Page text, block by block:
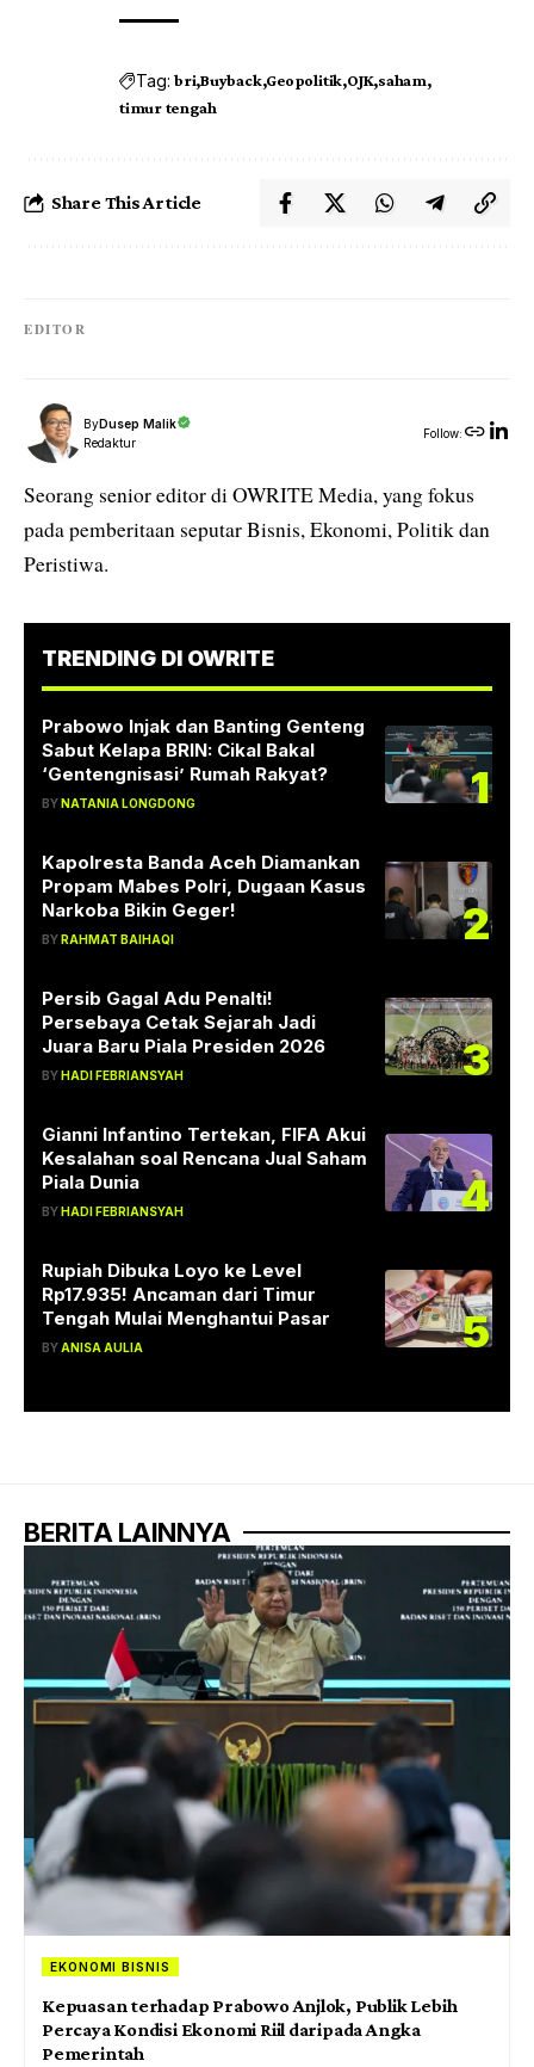
Tag: bri Buyback Geopolitik OJK saham
timur tengah
Share This Article
EDITOR
ByDusep Malik
Redaktur
Follow:
Seorang senior editor di OWRITE Media, yang fokus
pada pemberitaan seputar Bisnis, Ekonomi, Politik dan
Peristiwa.
TRENDING DI OWRITE
Prabowo Injak dan Banting Genteng
Sabut Kelapa BRIN: Cikal Bakal
‘Gentengnisasi’ Rumah Rakyat?
BY NATANIA LONGDONG 1
Kapolresta Banda Aceh Diamankan
Propam Mabes Polri, Dugaan Kasus
Narkoba Bikin Geger!
BY RAHMAT BAIHAQI 2
Persib Gagal Adu Penalti!
Persebaya Cetak Sejarah Jadi
Juara Baru Piala Presiden 2026
BY HADI FEBRIANSYAH 3
Gianni Infantino Tertekan, FIFA Akui
Kesalahan soal Rencana Jual Saham
Piala Dunia
BY HADI FEBRIANSYAH 4
Rupiah Dibuka Loyo ke Level
Rp17.935! Ancaman dari Timur
Tengah Mulai Menghantui Pasar
BYANISA AULIA 5
BERITA LAINNYA
EKONOMI BISNIS
Kepuasan terhadap Prabowo Anjlok, Publik Lebih
Percaya Kondisi Ekonomi Riil daripada Angka
Pemerintah